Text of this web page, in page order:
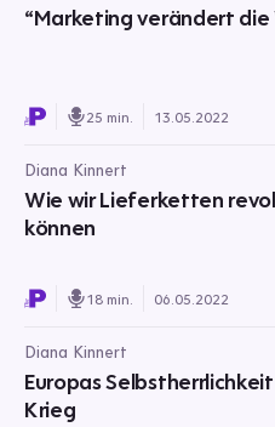
“Marketing verändert die
25 min. 13.05.2022
Diana Kinnert
Wie wir Lieferketten
können
18 min. 06.05.2022
Diana Kinnert
Europas
Krieg